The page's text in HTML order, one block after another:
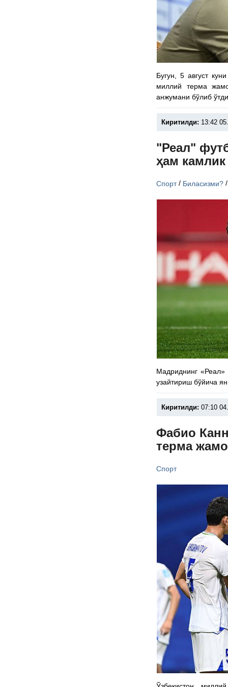
Бугун, 5 август
миллий терма
анжумани бўлиб
Киритилди: 13:42
"Реал"
ҳам
Спорт/ Биласизми?
Мадриднинг «Реал»
узайтириш бўйича
Киритилди: 07:10
Фабио
терма
Спорт